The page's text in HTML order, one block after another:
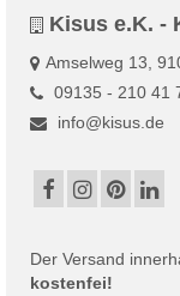
Kisus e.K. -
Amselweg 13,
09135 - 210 41
info@kisus.de
Der Versand
kostenfei!